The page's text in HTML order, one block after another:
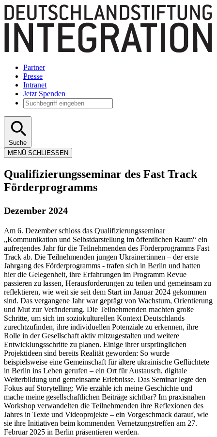
Partner
Presse
Intranet
Jetzt Spenden
Suche
MENÜ SCHLIESSEN
Qualifizierungsseminar des Fast Track
Förderprogramms
Dezember 2024
Am 6. Dezember schloss das Qualifizierungsseminar
„Kommunikation und Selbstdarstellung im öffentlichen Raum“ ein
aufregendes Jahr für die Teilnehmenden des Förderprogramms Fast
Track ab. Die Teilnehmenden jungen Ukrainer:innen – der erste
Jahrgang des Förderprogramms - trafen sich in Berlin und hatten
hier die Gelegenheit, ihre Erfahrungen im Programm Revue
passieren zu lassen, Herausforderungen zu teilen und gemeinsam zu
reflektieren, wie weit sie seit dem Start im Januar 2024 gekommen
sind. Das vergangene Jahr war geprägt von Wachstum, Orientierung
und Mut zur Veränderung. Die Teilnehmenden machten große
Schritte, um sich im soziokulturellen Kontext Deutschlands
zurechtzufinden, ihre individuellen Potenziale zu erkennen, ihre
Rolle in der Gesellschaft aktiv mitzugestalten und weitere
Entwicklungsschritte zu planen. Einige ihrer ursprünglichen
Projektideen sind bereits Realität geworden: So wurde
beispielsweise eine Gemeinschaft für ältere ukrainische Geflüchtete
in Berlin ins Leben gerufen – ein Ort für Austausch, digitale
Weiterbildung und gemeinsame Erlebnisse. Das Seminar legte den
Fokus auf Storytelling: Wie erzähle ich meine Geschichte und
mache meine gesellschaftlichen Beiträge sichtbar? Im praxisnahen
Workshop verwandelten die Teilnehmenden ihre Reflexionen des
Jahres in Texte und Videoprojekte – ein Vorgeschmack darauf, wie
sie ihre Initiativen beim kommenden Vernetzungstreffen am 27.
Februar 2025 in Berlin präsentieren werden.